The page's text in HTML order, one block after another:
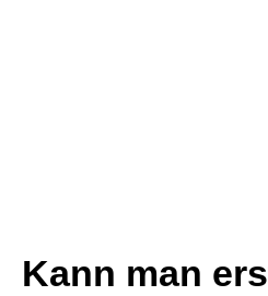
Kann man